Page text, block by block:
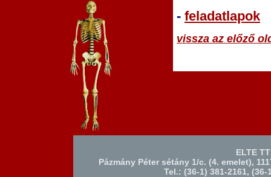
- feladatlapok
vissza az előző
ELTE
Pázmány Péter sétány 1/c. (4. emelet),
Tel.: (36-1) 381-2161, (36-